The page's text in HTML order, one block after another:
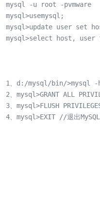
mysql -u root -pvmware
mysql>usemysql;
mysql>update user set
mysql>select host, user
1、d:/mysql/bin/>mysql -
2、mysql>GRANT ALL
3、mysql>FLUSH
4、mysql>EXIT //退出